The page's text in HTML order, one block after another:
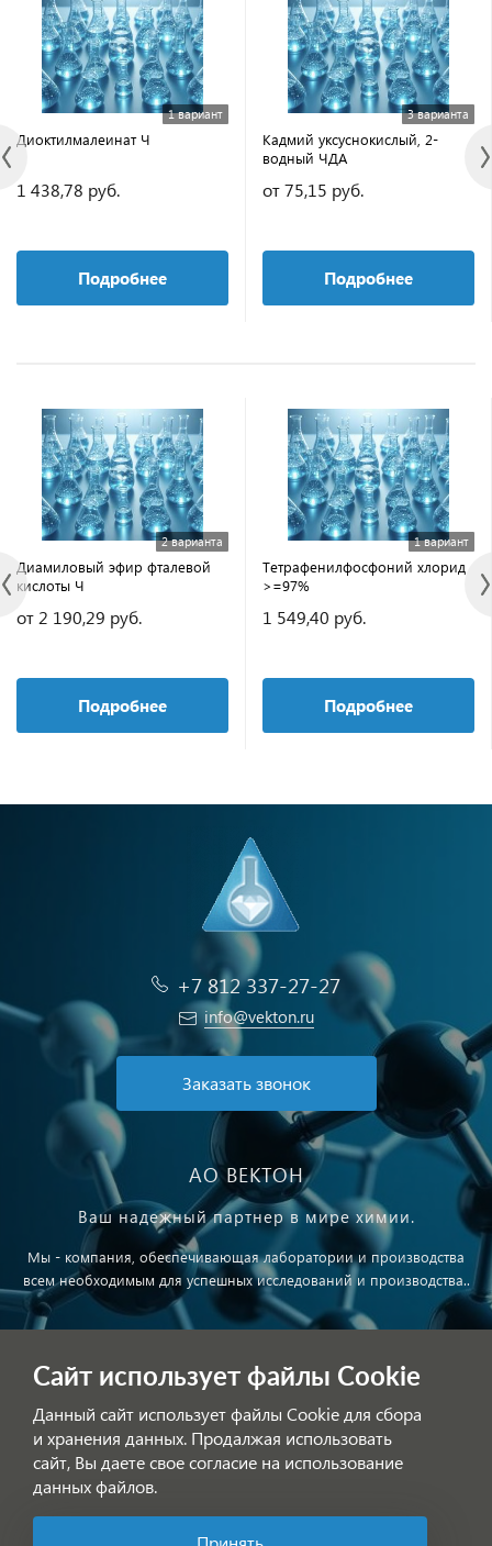
1 вариант
Диоктилмалеинат Ч
1 438,78 руб.
Подробнее
3 варианта
Кадмий уксуснокислый, 2-
водный ЧДА
от 75,15 руб.
Подробнее
2 варианта
Диамиловый эфир фталевой
кислоты Ч
от 2 190,29 руб.
Подробнее
1 вариант
Тетрафенилфосфоний хлорид
>=97%
1 549,40 руб.
Подробнее
+7 812 337-27-27
info@vekton.ru
Заказать звонок
АО ВЕКТОН
Ваш надежный партнер в мире химии.
Мы - компания, обеспечивающая лаборатории и производства
всем необходимым для успешных исследований и производства..
Обработка персональных данных
Сайт использует файлы Cookie
Данный сайт использует файлы Cookie для сбора
и хранения данных. Продалжая использовать
сайт, Вы даете свое согласие на использование
данных файлов.